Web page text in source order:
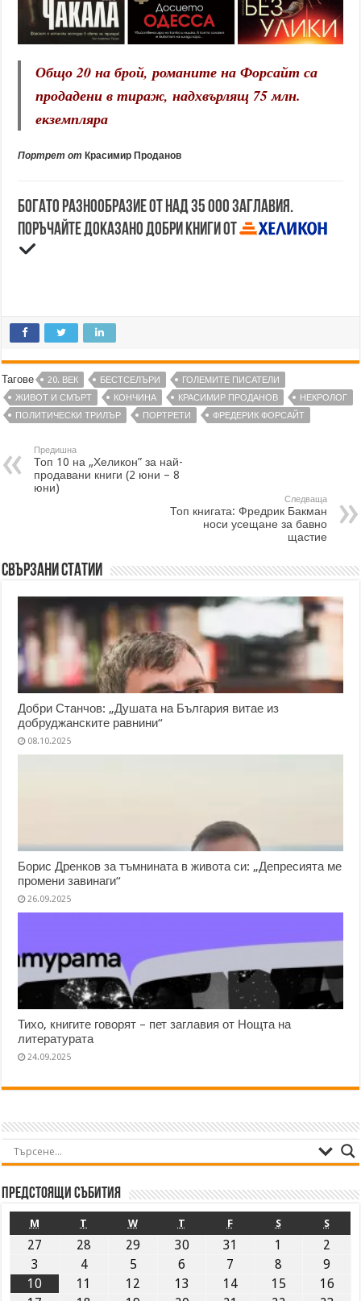
Общо 20 на брой, романите на Форсайт са
продадени в тираж, надхвърлящ 75 млн.
екземпляра
Портрет от Красимир Проданов
Богато разнообразие от над 35 000 заглавия.
Поръчайте доказано добри книги от
Тагове 20. ВЕК БЕСТСЕЛЪРИ
ГОЛЕМИТЕ ПИСАТЕЛИ
ЖИВОТ И СМЪРТ
КОНЧИНА КРАСИМИР ПРОДАНОВ
НЕКРОЛОГ
ПОЛИТИЧЕСКИ ТРИЛЪР
ПОРТРЕТИ ФРЕДЕРИК ФОРСАЙТ
Предишна
Топ 10 на „Хеликон” за най-
продавани книги (2 юни – 8
юни)
Следваща
Топ книгата: Фредрик Бакман
носи усещане за бавно
щастие
Свързани статии
Добри Станчов: „Душата на България витае из
добруджанските равнини“
08.10.2025
Борис Дренков за тъмнината в живота си: „Депресията ме
промени завинаги“
26.09.2025
Тихо, книгите говорят – пет заглавия от Нощта на
литературата
24.09.2025
Предстоящи събития
M T W T F S S
27 28 29 30 31 1
2
3
4 5 6 7 8
9
10
11 12 13 14 15
16